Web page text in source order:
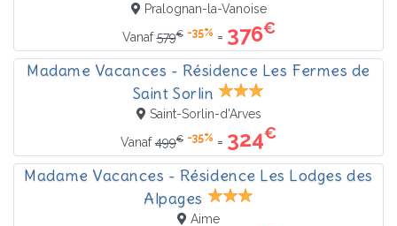
Pralognan-la-Vanoise
Vanaf579€ -35% = 376€
Madame Vacances - Résidence Les Fermes de
Saint Sorlin
Saint-Sorlin-d'Arves
Vanaf499€ -35% = 324€
Madame Vacances - Résidence Les Lodges des
Alpages
Aime